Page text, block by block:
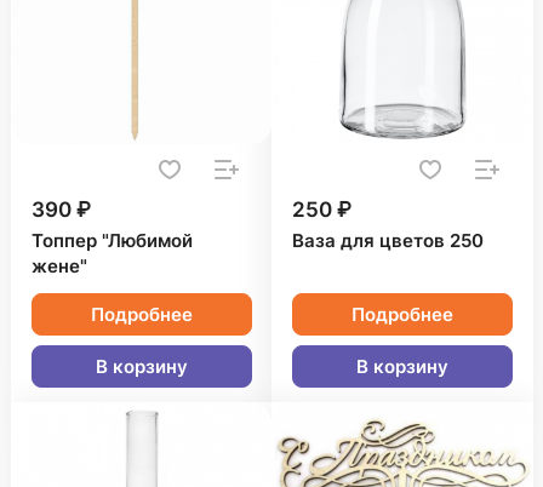
390 ₽
Топпер "Любимой
жене"
Подробнее
В корзину
250 ₽
Ваза для цветов 250
Подробнее
В корзину